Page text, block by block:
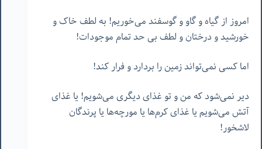
امروز از گیاه و گاو و گوسفند می‌خوریم! به لطف خاک و
خورشید و درختان و لطف بی حد تمام موجودات!
اما کسی نمی‌تواند زمین را بردارد و فرار کند!
دیر نمی‌شود که من و تو غذای دیگری می‌شویم! یا غذای
آتش می‌شویم یا غذای کرم‌ها یا مورچه‌ها یا پرندگان
لاشخور!